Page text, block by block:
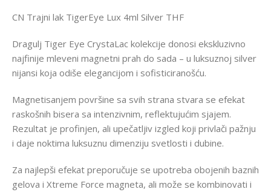
CN Trajni lak TigerEye Lux 4ml Silver THF
Dragulj Tiger Eye CrystaLac kolekcije donosi ekskluzivno
najfinije mleveni magnetni prah do sada – u luksuznoj silver
nijansi koja odiše elegancijom i sofisticiranošću.
Magnetisanjem površine sa svih strana stvara se efekat
raskošnih bisera sa intenzivnim, reflektujućim sjajem.
Rezultat je profinjen, ali upečatljiv izgled koji privlači pažnju
i daje noktima luksuznu dimenziju svetlosti i dubine.
Za najlepši efekat preporučuje se upotreba obojenih baznih
gelova i Xtreme Force magneta, ali može se kombinovati i